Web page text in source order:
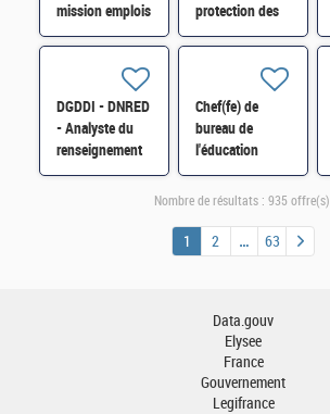
mission emplois
fonctionnels
(SRH2A) H/F
protection des
actifs
SISSE-POLOP-
044 H/F
DGDDI - DNRED
- Analyste du
renseignement
« réseaux
Chef(fe) de
bureau de
l'éducation
nationale
(3BEN) H/F*
Nombre de résultats : 935 offre(s)
1 2 63
Data.gouv
Elysee
France
Gouvernement
Legifrance